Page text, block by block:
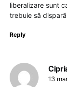
liberalizare sunt
trebuie să
Reply
13